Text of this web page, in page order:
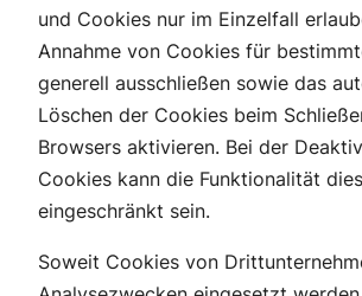
und Cookies nur im Einzelfall
Annahme von Cookies für
generell ausschließen sowie das
Löschen der Cookies beim
Browsers aktivieren. Bei der
Cookies kann die Funktionalität
eingeschränkt sein.
Soweit Cookies von